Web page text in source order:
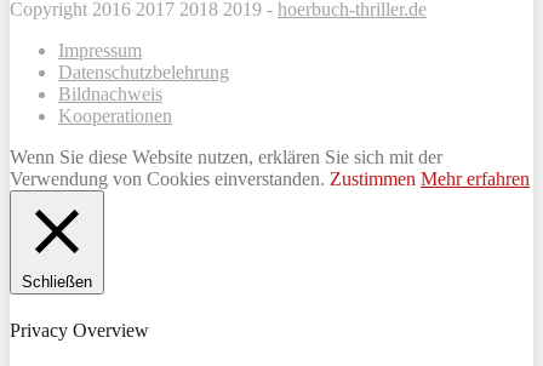
Copyright 2016 2017 2018 2019 - hoerbuch-thriller.de
Impressum
Datenschutzbelehrung
Bildnachweis
Kooperationen
Wenn Sie diese Website nutzen, erklären Sie sich mit der
Verwendung von Cookies einverstanden. Zustimmen Mehr erfahren
Schließen
Privacy Overview